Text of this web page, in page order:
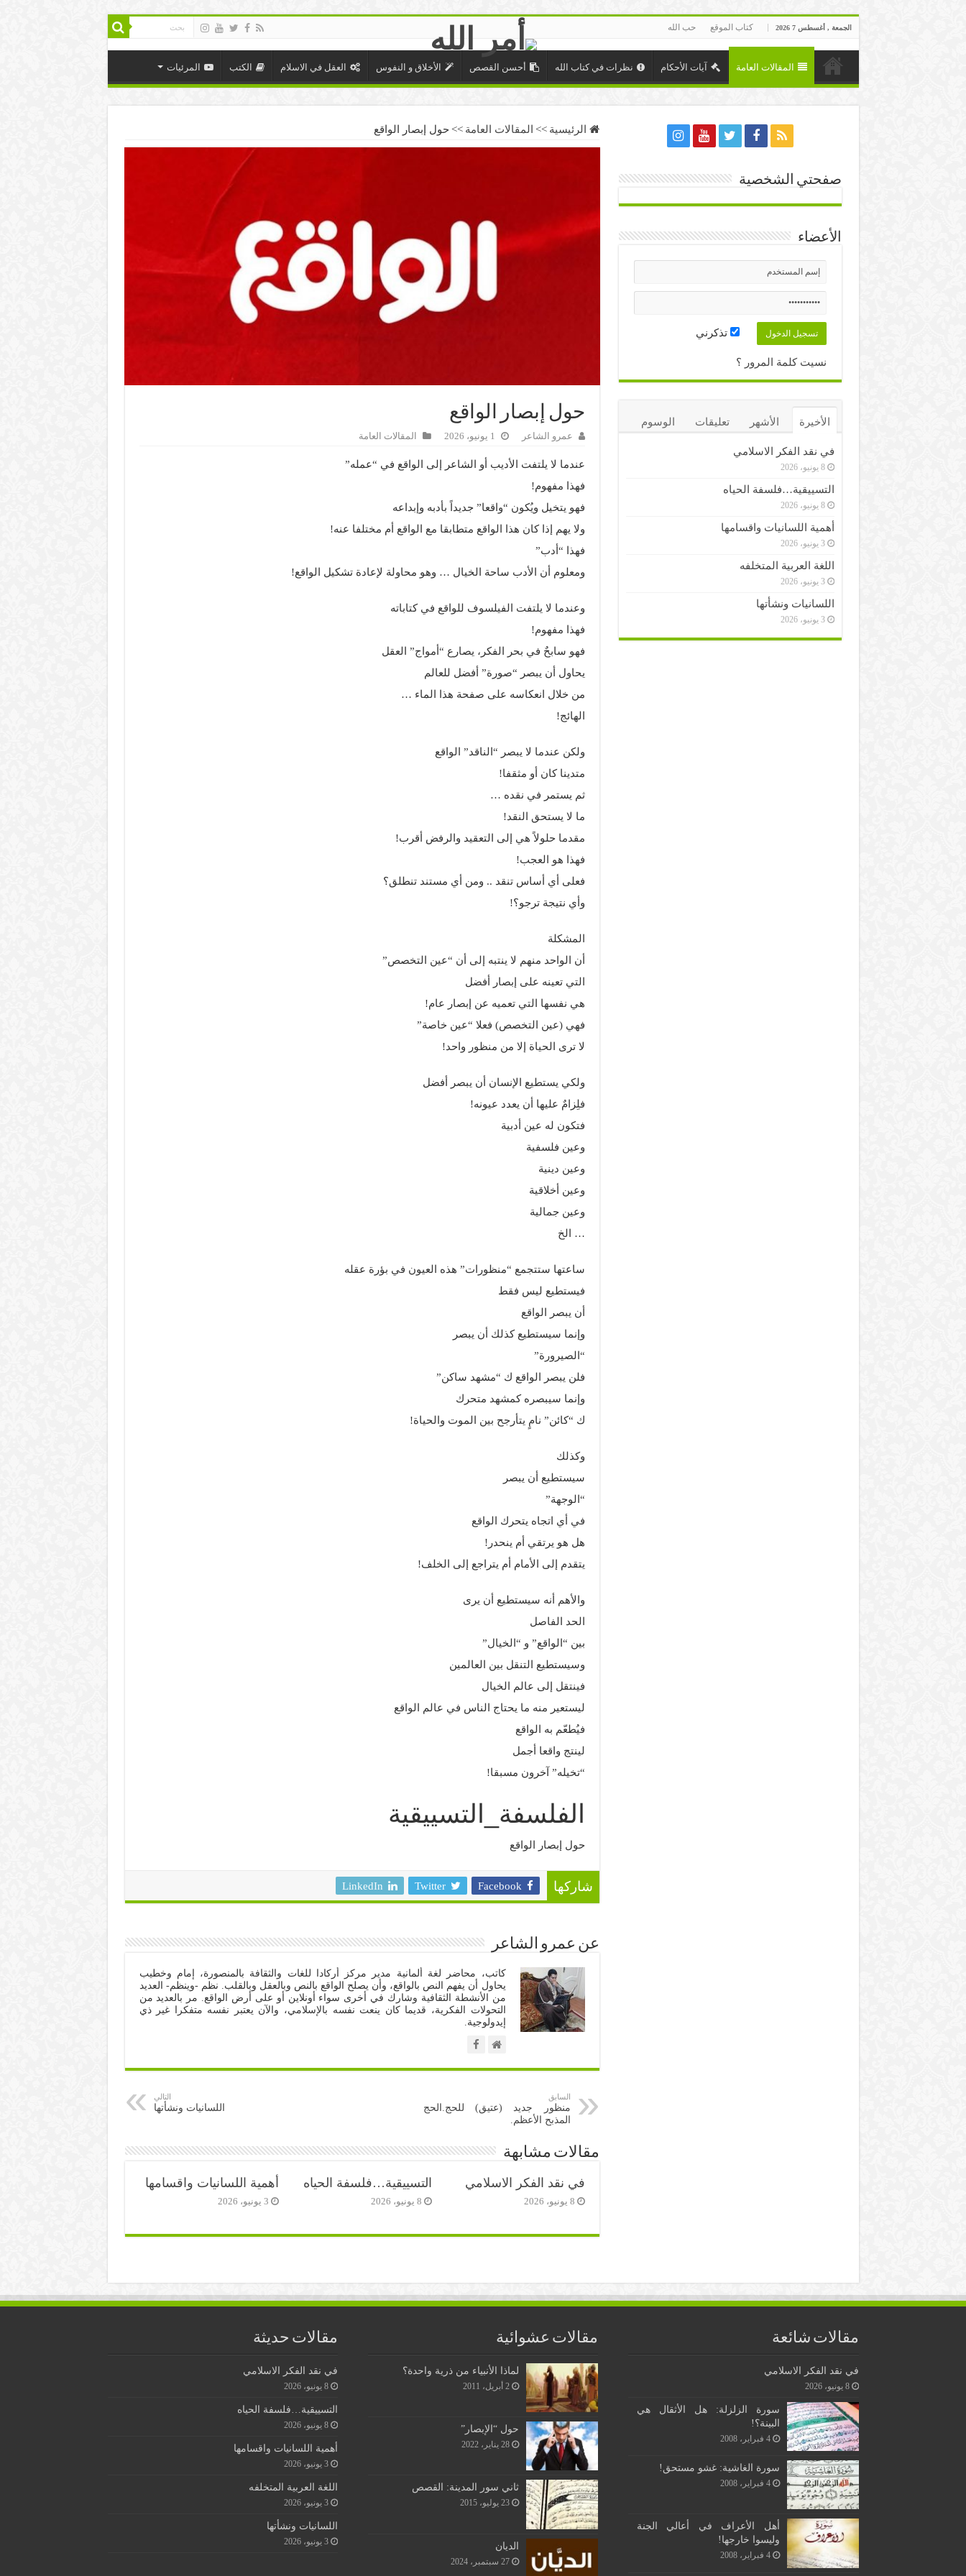
الجمعة , أغسطس 7 2026 كتاب الموقع حب الله
المقالات العامة آيات الأحكام نظرات في كتاب الله أحسن القصص الأخلاق و النفوس العقل في الاسلام الكتب المرئيات
الرئيسية >> المقالات العامة >> حول إبصار الواقع
حول إبصار الواقع
عمرو الشاعر 1 يونيو، 2026 المقالات العامة
عندما لا يلتفت الأديب أو الشاعر إلى الواقع في “عمله”
فهذا مفهوم!
فهو يتخيل ويُكون “واقعا” جديداً بأدبه وإبداعه
ولا يهم إذا كان هذا الواقع متطابقا مع الواقع أم مختلفا عنه!
فهذا “أدب”
ومعلوم أن الأدب ساحة الخيال … وهو محاولة لإعادة تشكيل الواقع!
وعندما لا يلتفت الفيلسوف للواقع في كتاباته
فهذا مفهوم!
فهو سابحٌ في بحر الفكر، يصارع “أمواج” العقل
يحاول أن يبصر “صورة” أفضل للعالم
من خلال انعكاسه على صفحة هذا الماء …
الهائج!
ولكن عندما لا يبصر “الناقد” الواقع
متدينا كان أو مثقفا!
ثم يستمر في نقده …
ما لا يستحق النقد!
مقدما حلولاً هي إلى التعقيد والرفض أقرب!
فهذا هو العجب!
فعلى أي أساس تنقد .. ومن أي مستند تنطلق؟
وأي نتيجة ترجو؟!
المشكلة
أن الواحد منهم لا ينتبه إلى أن “عين التخصص”
التي تعينه على إبصار أفضل
هي نفسها التي تعميه عن إبصار عام!
فهي (عين التخصص) فعلا “عين خاصة”
لا ترى الحياة إلا من منظور واحد!
ولكي يستطيع الإنسان أن يبصر أفضل
فلِزامٌ عليها أن يعدد عيونه!
فتكون له عين أدبية
وعين فلسفية
وعين دينية
وعين أخلاقية
وعين جمالية
… الخ
ساعتها ستتجمع “منظورات” هذه العيون في بؤرة عقله
فيستطيع ليس فقط
أن يبصر الواقع
وإنما سيستطيع كذلك أن يبصر
“الصيرورة”
فلن يبصر الواقع ك “مشهد ساكن”
وإنما سيبصره كمشهد متحرك
ك “كائن” نامٍ يتأرجح بين الموت والحياة!
وكذلك
سيستطيع أن يبصر
“الوجهة”
في أي اتجاه يتحرك الواقع
هل هو يرتقي أم ينحدر!
يتقدم إلى الأمام أم يتراجع إلى الخلف!
والأهم أنه سيستطيع أن يرى
الحد الفاصل
بين “الواقع” و “الخيال”
وسيستطيع التنقل بين العالمين
فينتقل إلى عالم الخيال
ليستعير منه ما يحتاج الناس في عالم الواقع
فيُطعّم به الواقع
لينتج واقعا أجمل
“تخيله” آخرون مسبقا!
الفلسفة_التسييقية
حول إبصار الواقع
شاركها Facebook
Twitter
LinkedIn
عن عمرو الشاعر
كاتب، محاضر لغة ألمانية مدير مركز أركادا للغات والثقافة بالمنصورة، إمام وخطيب
يحاول أن يفهم النص بالواقع، وأن يصلح الواقع بالنص وبالعقل وبالقلب. نظم -وينظم- العديد
من الأنشطة الثقافية وشارك في أخرى سواء أونلاين أو على أرض الواقع. مر بالعديد من
التحولات الفكرية، قديما كان ينعت نفسه بالإسلامي، والآن يعتبر نفسه متفكرا غير ذي
إيدولوجية.
السابق
منظور جديد (عتيق) للحج.الحج
المذبح الأعظم.
التالي
اللسانيات ونشأتها
مقالات مشابهة
في نقد الفكر الاسلامي
8 يونيو، 2026
التسييقية…فلسفة الحياه
8 يونيو، 2026
أهمية اللسانيات واقسامها
3 يونيو، 2026
صفحتي الشخصية
الأعضاء
تذكرني
نسيت كلمة المرور ؟
الأخيرة الأشهر تعليقات الوسوم
في نقد الفكر الاسلامي
8 يونيو، 2026
التسييقية…فلسفة الحياه
8 يونيو، 2026
أهمية اللسانيات واقسامها
3 يونيو، 2026
اللغة العربية المتخلفه
3 يونيو، 2026
اللسانيات ونشأتها
3 يونيو، 2026
مقالات شائعة
في نقد الفكر الاسلامي
8 يونيو، 2026
سورة الزلزلة: هل الأثقال هي
البينة؟!
4 فبراير، 2008
سورة الغاشية: غشو مستحق!
4 فبراير، 2008
أهل الأعراف في أعالي الجنة
وليسوا خارجها!
4 فبراير، 2008
مقالات عشوائية
لماذا الأنبياء من ذرية واحدة؟
2 أبريل، 2011
حول “الإبصار”
28 يناير، 2022
ثاني سور المدينة: القصص
23 يوليو، 2015
الديان
27 سبتمبر، 2024
مقالات حديثة
في نقد الفكر الاسلامي
8 يونيو، 2026
التسييقية…فلسفة الحياه
8 يونيو، 2026
أهمية اللسانيات واقسامها
3 يونيو، 2026
اللغة العربية المتخلفه
3 يونيو، 2026
اللسانيات ونشأتها
3 يونيو، 2026